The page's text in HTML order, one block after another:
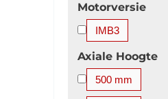
Motorversie
IMB3
Axiale Hoogte
500 mm